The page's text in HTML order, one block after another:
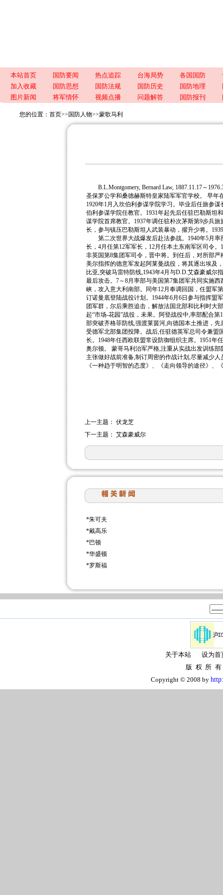
本站首页 国防要闻 热点追踪 台海局势 各国国防
加入收藏
国防思想 国防法规 国防历史 国防地理
图片新闻
将军情怀 视频点播 问题解答 国防报刊
您的位置： 首页>> 国防人物>>蒙歌马利
B.L.Montgomery, Bernard Law, 1887.11.17～
圣保罗公学和桑德赫斯特皇家陆军军官学校。 早年
1920年1月入坎伯利参谋学院学习。毕业后任旅参
伯利参谋学院任教官。1931年起先后任驻巴勒斯坦
谋学院首席教官。1937年调任驻朴次茅斯第9步兵
长，参与镇压巴勒斯坦人武装暴动，擢升少将。
第二次世界大战爆发后赴法参战。1940年5月率
长，4月任第12军军长，12月任本土东南军区司令
非英国第8集团军司令，晋中将。到任后，对所部
美尔指挥的德意军发起阿莱曼战役，将其逐出埃及
比亚,突破马雷特防线,1943年4月与D.D.艾森豪威尔
最后攻击。7～8月率部与美国第7集团军共同实施
峡，攻入意大利南部。同年12月奉调回国，任盟军
订诺曼底登陆战役计划。1944年6月6日参与指挥盟
团军群，尔后乘胜追击，解放法国北部和比利时大
起“市场-花园”战役，未果。阿登战役中,率部配合
部突破齐格菲防线,强渡莱茵河,向德国本土推进，
受德军北部集团投降。战后,任驻德英军总司令兼盟
长。1948年任西欧联盟常设防御组织主席。1951年
奥尔顿。 蒙哥马利治军严格,注重从实战出发训练
主张做好战前准备,制订周密的作战计划,尽量减少
《一种趋于明智的态度》、《走向领导的途径》、
上一主题： 伏龙芝
下一主题： 艾森豪威尔
*朱可夫
*戴高乐
*巴顿
*华盛顿
*罗斯福